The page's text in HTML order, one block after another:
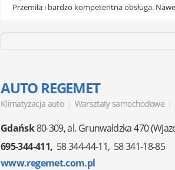
Przemiła i bardzo kompetentna obsługa.
AUTO REGEMET
Klimatyzacja auto | Warsztaty samochodowe |
Gdańsk80-309,al. Grunwaldzka 470
695-344-411 58 344-44-11 58 341-18-85
www.regemet.com.pl